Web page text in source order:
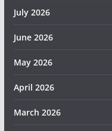
July 2026
June 2026
May 2026
April 2026
March 2026